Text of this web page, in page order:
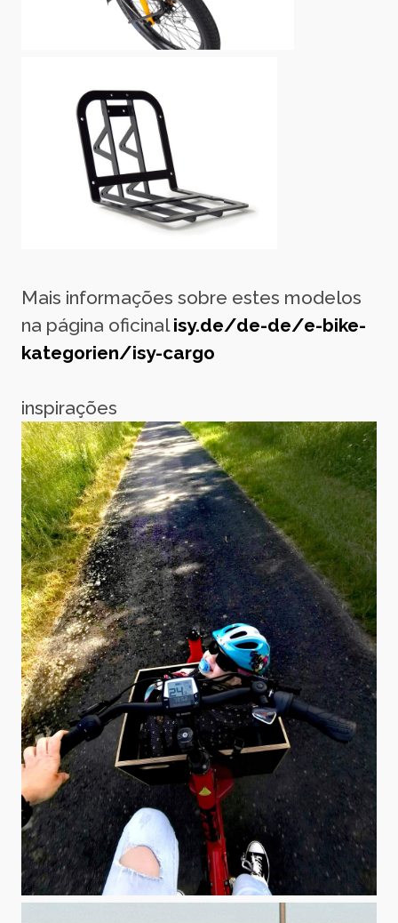
Mais informações sobre estes modelos
na página oficinalisy.de/de-de/e-bike-
kategorien/isy-cargo
inspirações